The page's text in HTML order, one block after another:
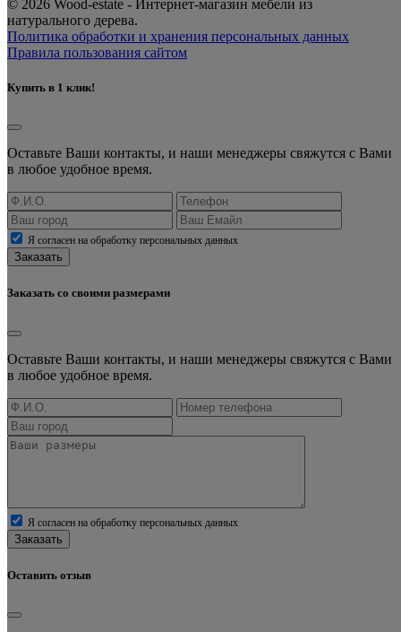
© 2026 Wood-estate - Интернет-магазин мебели из
натурального дерева.
Политика обработки и хранения персональных данных
Правила пользования сайтом
Купить в 1 клик!
Оставьте Ваши контакты, и наши менеджеры свяжутся с Вами
в любое удобное время.
Я согласен на обработку персональных данных
Заказать
Заказать со своими размерами
Оставьте Ваши контакты, и наши менеджеры свяжутся с Вами
в любое удобное время.
Я согласен на обработку персональных данных
Заказать
Оставить отзыв